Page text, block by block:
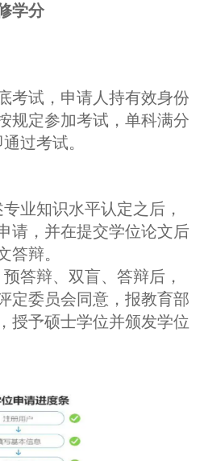
学分
考试，申请人持有效身份
规定参加考试，单科满分
通过考试。
业知识水平认定之后，
请，并在提交学位论文后
答辩。
答辩、双盲、答辩后，
定委员会同意，报教育部
授予硕士学位并颁发学位